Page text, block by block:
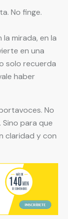
No finge.
la mirada, en la
en una
solo recuerda
haber
No
para que
claridad y con